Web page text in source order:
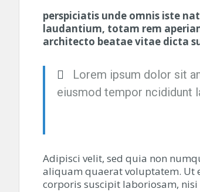
perspiciatis unde omnis iste
laudantium, totam rem
architecto beatae vitae dicta
Lorem ipsum dolor sit
eiusmod tempor ncididunt
Adipisci velit, sed quia non
aliquam quaerat voluptatem. Ut
corporis suscipit laboriosam,